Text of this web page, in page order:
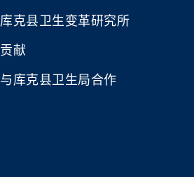
库克县卫生变革研究所
贡献
与库克县卫生局合作